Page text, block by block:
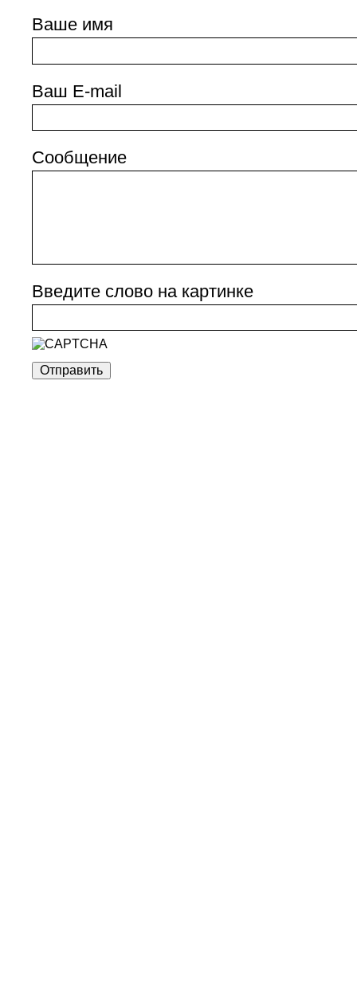
Ваше имя
Ваш E-mail
Сообщение
Введите слово на картинке